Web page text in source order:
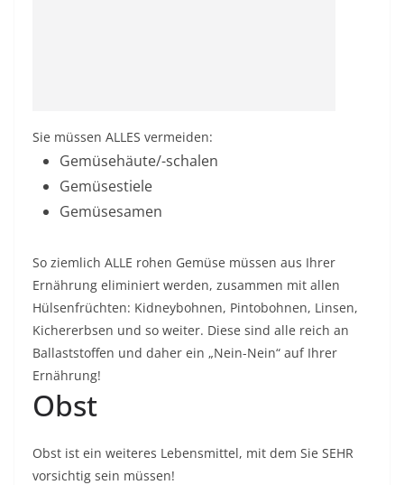
Sie müssen ALLES vermeiden:
Gemüsehäute/-schalen
Gemüsestiele
Gemüsesamen
So ziemlich ALLE rohen Gemüse müssen aus Ihrer
Ernährung eliminiert werden, zusammen mit allen
Hülsenfrüchten: Kidneybohnen, Pintobohnen, Linsen,
Kichererbsen und so weiter. Diese sind alle reich an
Ballaststoffen und daher ein „Nein-Nein“ auf Ihrer
Ernährung!
Obst
Obst ist ein weiteres Lebensmittel, mit dem Sie SEHR
vorsichtig sein müssen!